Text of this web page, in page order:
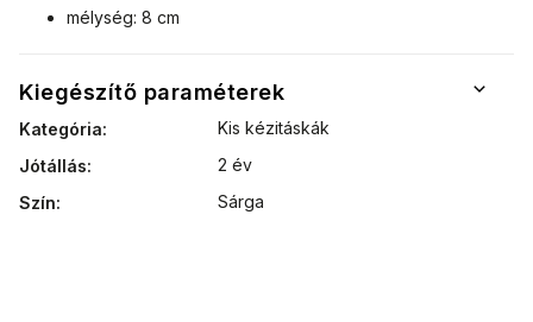
mélység: 8 cm
Kiegészítő paraméterek
Kategória:
Kis kézitáskák
Jótállás:
2 év
Szín: Sárga